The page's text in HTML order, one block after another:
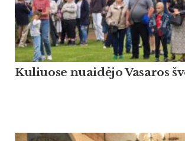
Kuliuose nuaidėjo Vasaros